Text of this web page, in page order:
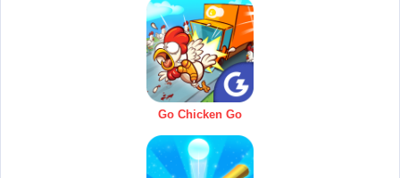
Go Chicken Go